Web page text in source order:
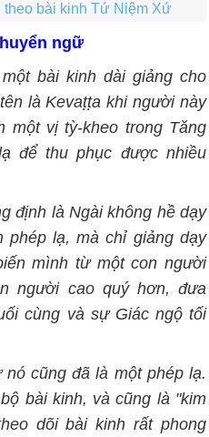
bài kinh Tứ Niệm Xứ
ngữ
bài kinh dài giảng cho
là Kevaṭṭa khi người này
một vị tỳ-kheo trong Tăng
để thu phục được nhiều
định là Ngài không hề dạy
phép lạ, mà chỉ giảng dạy
mình từ một con người
người cao quý hơn, đưa
cùng và sự Giác ngộ tối
cũng đã là một phép lạ.
bài kinh, và cũng là "kim
dõi bài kinh rất phong